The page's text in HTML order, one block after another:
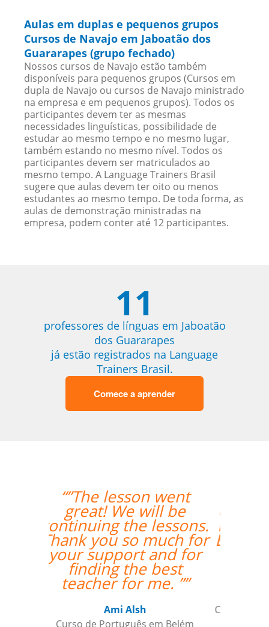
Aulas em duplas e pequenos grupos
Cursos de Navajo em Jaboatão dos
Guararapes (grupo fechado)
Nossos cursos de Navajo estão também
disponíveis para pequenos grupos (Cursos em
dupla de Navajo ou cursos de Navajo ministrado
na empresa e em pequenos grupos). Todos os
participantes devem ter as mesmas
necessidades linguísticas, possibilidade de
estudar ao mesmo tempo e no mesmo lugar,
também estando no mesmo nível. Todos os
participantes devem ser matriculados ao
mesmo tempo. A Language Trainers Brasil
sugere que aulas devem ter oito ou menos
estudantes ao mesmo tempo. De toda forma, as
aulas de demonstração ministradas na
empresa, podem conter até 12 participantes.
11
professores de línguas em Jaboatão
dos Guararapes
já estão registrados na Language
Trainers Brasil.
Comece a aprender
“”Translated: "The
classes are exceeding
my expectations. Prof
Enrico is excellent and
has a lot of useful
teaching methods."””
Curso de Italiano em Campo Grande